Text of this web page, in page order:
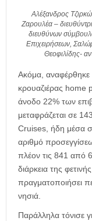
Αλέξανδρος
Ζαρουλέα –
διευθύνων
Επιχειρήσεων,
Θεοφιλίδης-
Ακόμα,
κρουαζιέρας
άνοδο 22% των
μεταφράζεται σε
Cruises, ήδη μέσα
αριθμό
πλέον τις 841 από
διάρκεια της
πραγματοποιήσει
νησιά.
Παράλληλα τόνισε